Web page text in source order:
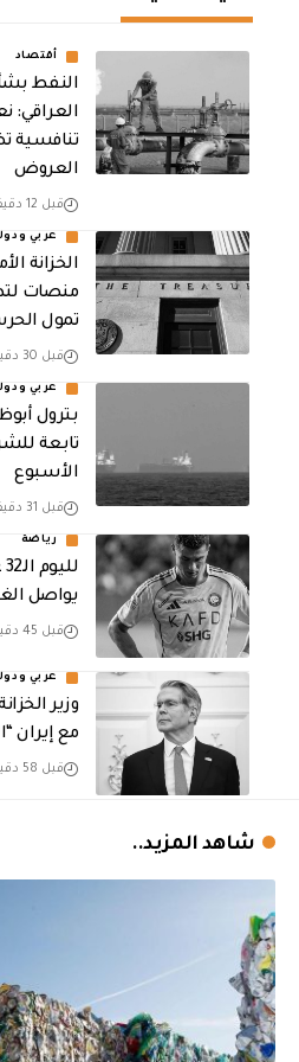
أقتصاد
النفط
تنافسية
العروض
قبل 12 دقيقة
عربي
الخزانة
منصات
تمول
قبل 30 دقيقة
عربي
تابعة
الأسبوع
قبل 31 دقيقة
رياضة
يواصل
قبل 45 دقيقة
عربي
وزير
مع إيران
قبل 58 دقيقة
شاهد المزيد..